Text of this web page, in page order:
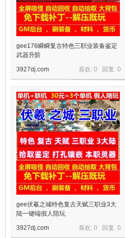
gee176瞬瞬复古特色三职业装备鉴定
武器升阶
喜欢: 0 回复: 0
3927dj.com
gee伏羲之城特色复古天赋三职业3大
陆一键端假人陪玩
喜欢: 0 回复: 0
3927dj.com